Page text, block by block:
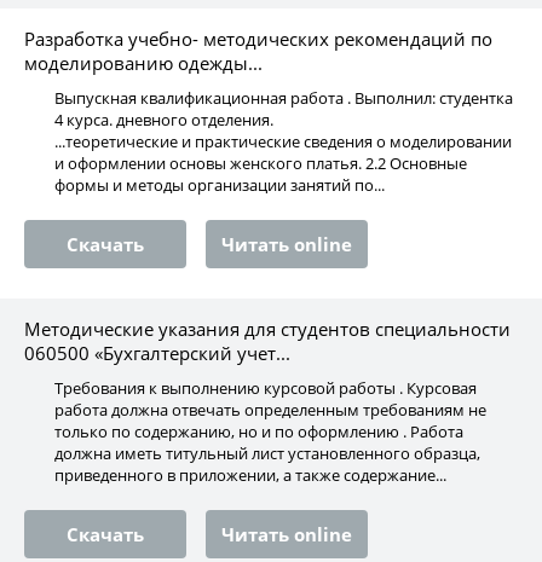
Разработка учебно- методических рекомендаций по
моделированию одежды...
Выпускная квалификационная работа . Выполнил: студентка
4 курса. дневного отделения.
...теоретические и практические сведения о моделировании
и оформлении основы женского платья. 2.2 Основные
формы и методы организации занятий по...
Скачать Читать online
Методические указания для студентов специальности
060500 «Бухгалтерский учет...
Требования к выполнению курсовой работы . Курсовая
работа должна отвечать определенным требованиям не
только по содержанию, но и по оформлению . Работа
должна иметь титульный лист установленного образца,
приведенного в приложении, а также содержание...
Скачать Читать online